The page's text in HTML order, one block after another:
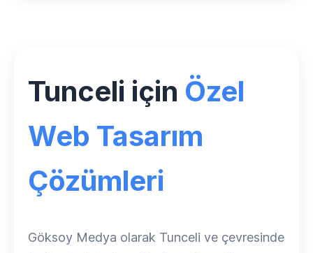
Tunceli için Özel
Web Tasarım
Çözümleri
Göksoy Medya olarak Tunceli ve çevresinde